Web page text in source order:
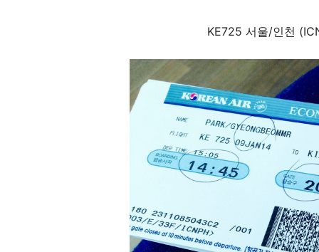
KE725 서울/인천